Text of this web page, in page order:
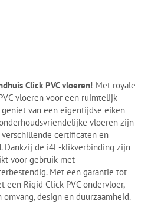
Click PVC vloeren! Met royale
vloeren voor een ruimtelijk
van een eigentijdse eiken
vloeren zijn
certificaten en
Dankzij de i4F-klikverbinding zijn
voor gebruik met
Met een garantie tot
een Rigid Click PVC ondervloer,
design en duurzaamheid.